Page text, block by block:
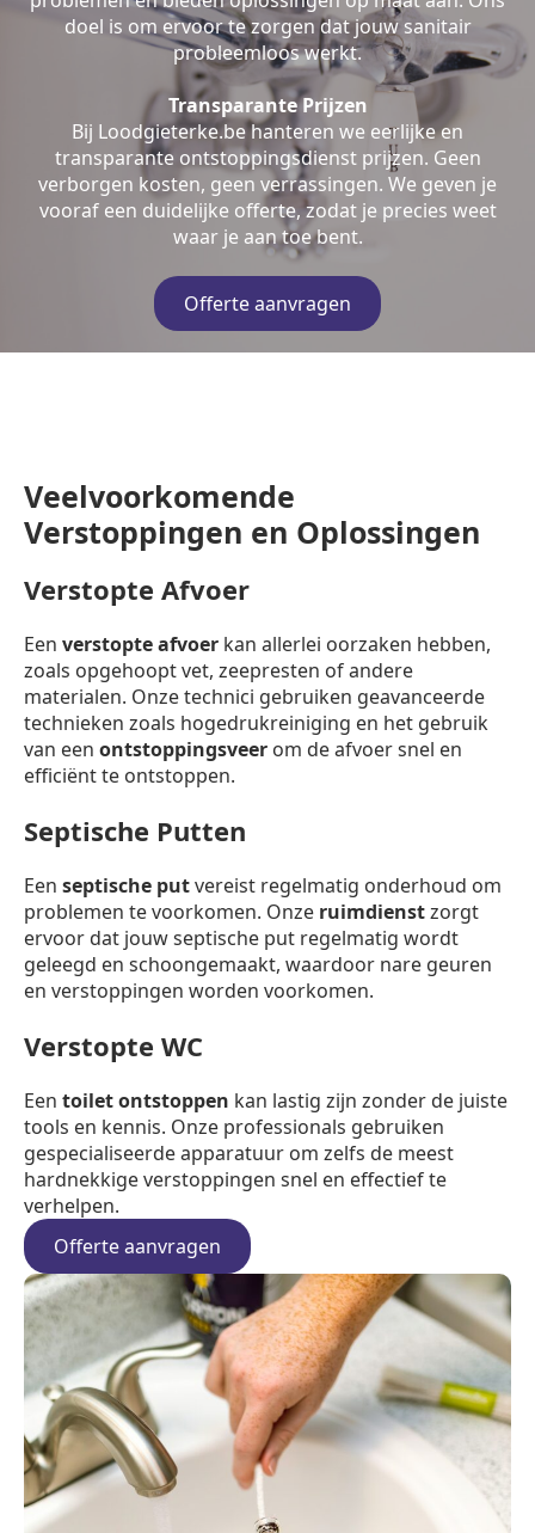
doel is om ervoor te zorgen dat jouw sanitair
probleemloos werkt.
Transparante Prijzen
Bij Loodgieterke.be hanteren we eerlijke en
transparante ontstoppingsdienst prijzen. Geen
verborgen kosten, geen verrassingen. We geven je
vooraf een duidelijke offerte, zodat je precies weet
waar je aan toe bent.
Offerte aanvragen
Veelvoorkomende
Verstoppingen en Oplossingen
Verstopte Afvoer
Een verstopte afvoer kan allerlei oorzaken hebben,
zoals opgehoopt vet, zeepresten of andere
materialen. Onze technici gebruiken geavanceerde
technieken zoals hogedrukreiniging en het gebruik
van een ontstoppingsveer om de afvoer snel en
efficiënt te ontstoppen.
Septische Putten
Een septische putvereist regelmatig onderhoud om
problemen te voorkomen. Onze ruimdienstzorgt
ervoor dat jouw septische put regelmatig wordt
geleegd en schoongemaakt, waardoor nare geuren
en verstoppingen worden voorkomen.
Verstopte WC
Een toilet ontstoppen kan lastig zijn zonder de juiste
tools en kennis. Onze professionals gebruiken
gespecialiseerde apparatuur om zelfs de meest
hardnekkige verstoppingen snel en effectief te
verhelpen.
Offerte aanvragen